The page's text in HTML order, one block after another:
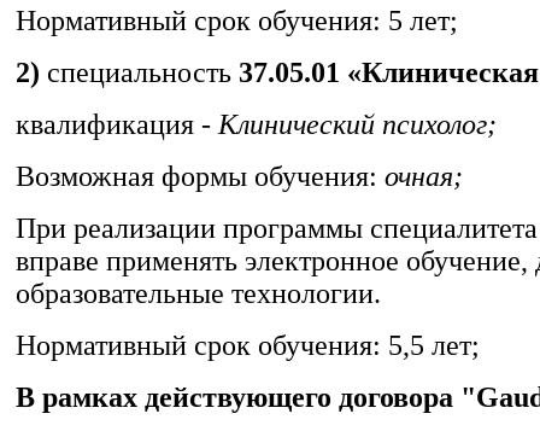
Нормативный срок обучения: 5 лет;
2) специальность 37.05.01
квалификация - Клинический психолог;
Возможная формы обучения: очная;
При реализации программы
вправе применять электронное
образовательные технологии.
Нормативный срок обучения: 5,5 лет;
В рамках действующего договора